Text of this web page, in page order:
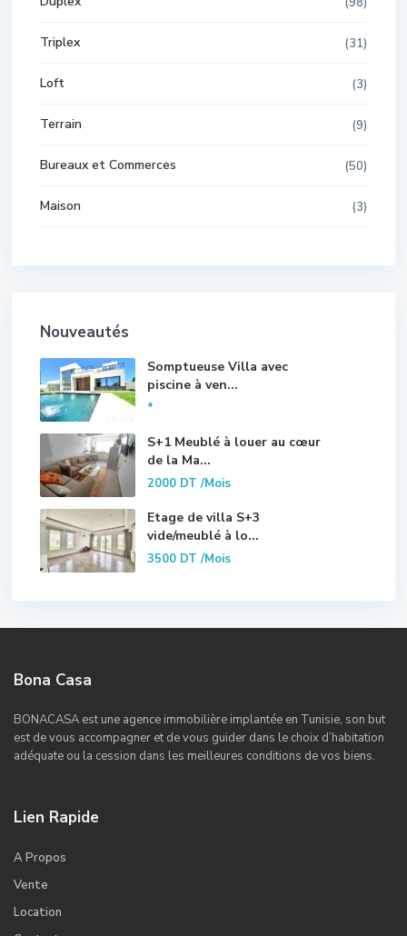
Triplex (31)
Loft (3)
Terrain (9)
Bureaux et Commerces (50)
Maison (3)
Nouveautés
Somptueuse Villa avec
piscine à ven...
*
S+1 Meublé à louer au cœur
de la Ma...
2000 DT/Mois
Etage de villa S+3
vide/meublé à lo...
3500 DT/Mois
Bona Casa
BONACASA est une agence immobilière implantée en Tunisie, son but
est de vous accompagner et de vous guider dans le choix d’habitation
adéquate ou la cession dans les meilleures conditions de vos biens.
Lien Rapide
A Propos
Vente
Location